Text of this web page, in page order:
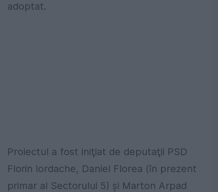
adoptat.
Proiectul a fost iniţiat de deputaţii PSD
Florin Iordache, Daniel Florea (în prezent
primar al Sectorului 5) şi Marton Arpad